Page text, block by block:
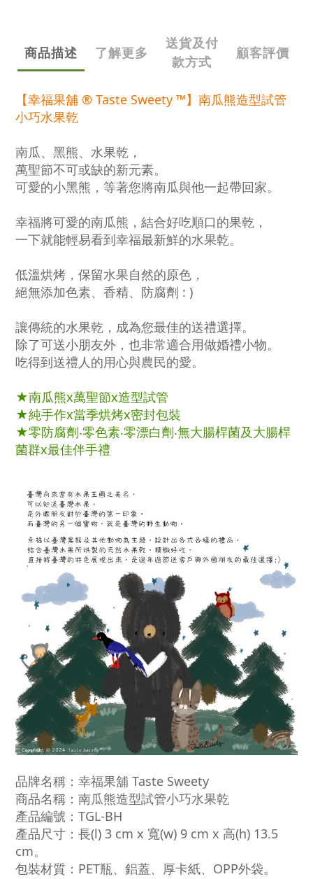
商品描述 了解更多
送貨及付
款方式
顧客評價
【幸福果舖 ® Taste Sweety ™】南瓜熊造型試管
小巧水果乾
南瓜、黑熊、水果乾，
萬聖節不可或缺的新元素。
可愛的小黑熊，等著您將南瓜與他一起帶回家。
幸福將可愛的南瓜熊，結合好吃順口的果乾 ，
一下就能輕易看到幸福最新鮮的水果乾。
低溫烘烤，保留水果自然的原色 ，
絕無添加色素、香精、防腐劑 : )
讓傳統的水果乾，成為您最佳的送禮選擇。
除了可送小朋友外，也非常適合用做婚禮小物。
吃得到送禮人的用心與農民的愛。
★南瓜熊x萬聖節x造型試管
★純手作x當季烘烤x密封包裝
★零防腐劑‧零色素‧零漂白劑‧無大腸桿菌及大腸桿
菌群x最佳伴手禮
品牌名稱： 幸福果舖 Taste Sweety
商品名稱： 南瓜熊造型試管小巧水果乾
產品編號：TGL-BH
產品尺寸：長(l) 3 cm x 寬(w) 9 cm x 高(h) 13.5
cm。
包裝材質：PET瓶、鋁蓋、厚卡紙、OPP外袋。